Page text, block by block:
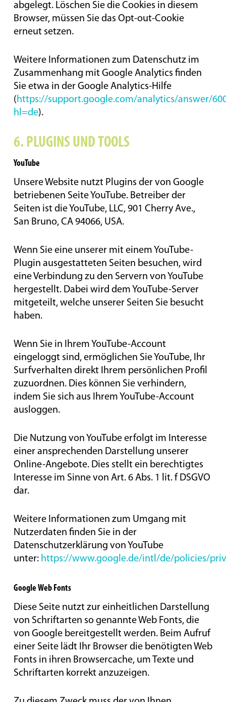
abgelegt. Löschen Sie die Cookies in diesem
Browser, müssen Sie das Opt-out-Cookie
erneut setzen.
Weitere Informationen zum Datenschutz im
Zusammenhang mit Google Analytics finden
Sie etwa in der Google Analytics-Hilfe
(https://support.google.com/analytics/answer/
hl=de).
6. PLUGINS UND TOOLS
YouTube
Unsere Website nutzt Plugins der von Google
betriebenen Seite YouTube. Betreiber der
Seiten ist die YouTube, LLC, 901 Cherry Ave.,
San Bruno, CA 94066, USA.
Wenn Sie eine unserer mit einem YouTube-
Plugin ausgestatteten Seiten besuchen, wird
eine Verbindung zu den Servern von YouTube
hergestellt. Dabei wird dem YouTube-Server
mitgeteilt, welche unserer Seiten Sie besucht
haben.
Wenn Sie in Ihrem YouTube-Account
eingeloggt sind, ermöglichen Sie YouTube, Ihr
Surfverhalten direkt Ihrem persönlichen Profil
zuzuordnen. Dies können Sie verhindern,
indem Sie sich aus Ihrem YouTube-Account
ausloggen.
Die Nutzung von YouTube erfolgt im Interesse
einer ansprechenden Darstellung unserer
Online-Angebote. Dies stellt ein berechtigtes
Interesse im Sinne von Art. 6 Abs. 1 lit. f DSGVO
dar.
Weitere Informationen zum Umgang mit
Nutzerdaten finden Sie in der
Datenschutzerklärung von YouTube
unter: https://www.google.de/intl/de/policies/
Google Web Fonts
Diese Seite nutzt zur einheitlichen Darstellung
von Schriftarten so genannte Web Fonts, die
von Google bereitgestellt werden. Beim Aufruf
einer Seite lädt Ihr Browser die benötigten Web
Fonts in ihren Browsercache, um Texte und
Schriftarten korrekt anzuzeigen.